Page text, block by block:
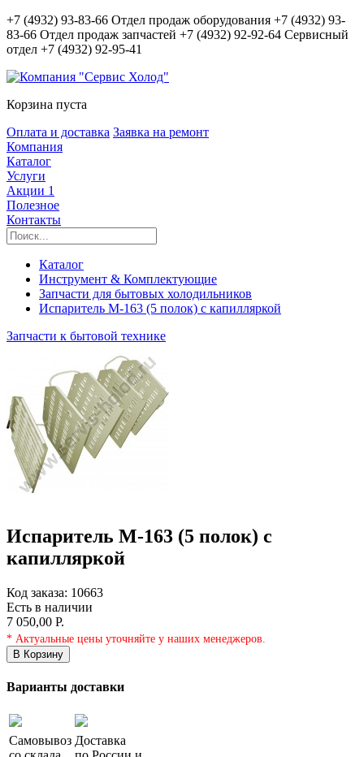
+7 (4932) 93-83-66 Отдел продаж оборудования +7 (4932) 93-
83-66 Отдел продаж запчастей +7 (4932) 92-92-64 Сервисный
отдел +7 (4932) 92-95-41
Корзина пуста
Оплата и доставка Заявка на ремонт
Компания
Каталог
Услуги
Акции 1
Полезное
Контакты
Каталог
Инструмент & Комплектующие
Запчасти для бытовых холодильников
Испаритель М-163 (5 полок) с капилляркой
Запчасти к бытовой технике
Испаритель М-163 (5 полок) с
капилляркой
Код заказа: 10663
Есть в наличии
7 050,00 Р.
* Актуальные цены уточняйте у наших менеджеров.
В Корзину
Варианты доставки
Самовывоз Доставка